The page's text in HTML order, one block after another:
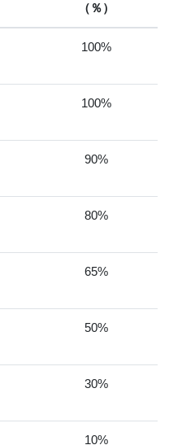
（％）
100%
100%
90%
80%
65%
50%
30%
10%